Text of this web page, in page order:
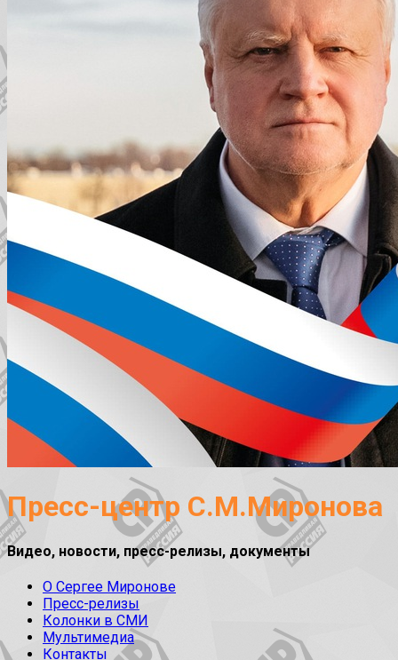
Пресс-центр С.М.Миронова
Видео, новости, пресс-релизы, документы
О Сергее Миронове
Пресс-релизы
Колонки в СМИ
Мультимедиа
Контакты